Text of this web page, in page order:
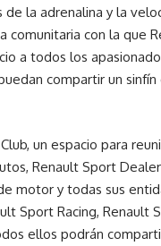
la adrenalina y la
comunitaria con la que
a todos los
compartir un sinfín
un espacio para
Renault Sport Dealer
motor y todas sus
Sport Racing, Renault
ellos podrán